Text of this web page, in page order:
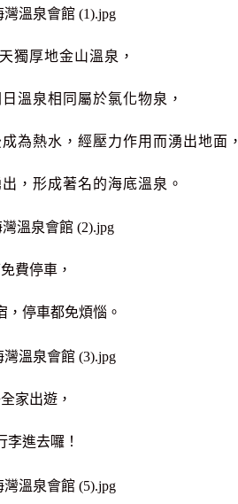
獨厚地金山溫泉，
溫泉相同屬於氯化物泉，
為熱水，經壓力作用而湧出地面，
，形成著名的海底溫泉。
費停車，
，停車都免煩惱。
家出遊，
李進去囉！